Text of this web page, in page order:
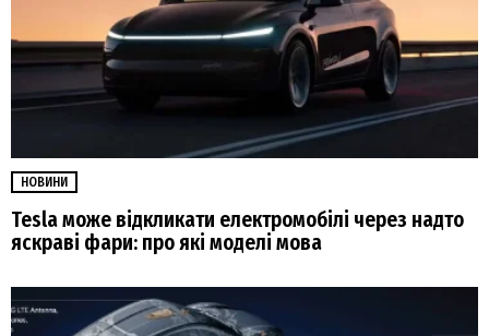
НОВИНИ
Tesla може відкликати електромобілі через надто
яскраві фари: про які моделі мова